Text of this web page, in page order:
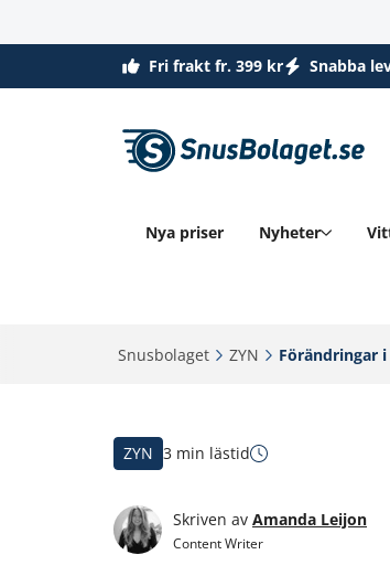
Fri frakt fr. 399 kr Snabba
Nya priser Nyheter
Snusbolaget‎ ZYN‎ Förändringar
ZYN 3 min lästid
Skriven av Amanda Leijon
Content Writer